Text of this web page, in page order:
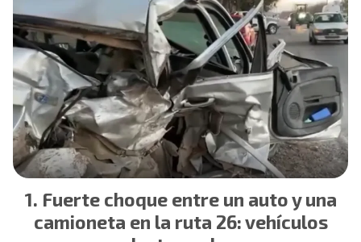
Fuerte choque entre un auto y una
camioneta en la ruta 26: vehículos